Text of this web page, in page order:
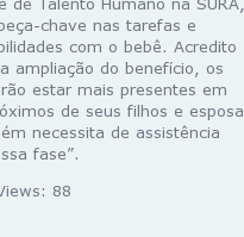
chave nas tarefas e
com o bebê. Acredito
ampliação do benefício, os
estar mais presentes em
de seus filhos e esposa,
necessita de assistência
fase”.
88